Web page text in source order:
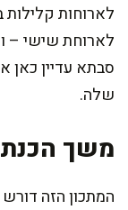
לארוחות
לארוחת שישי –
סבתא עדיין כאן
שלה.
משך
המתכון הזה